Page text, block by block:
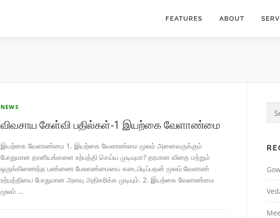
FEATURES ABOUT
NEWS
விவசாய கேள்வி பதில்கள்-1 இயற்கை வேளாண்மை
இயற்கை வேளாண்மை 1. இயற்கை வேளாண்மை மூலம் அனைவருக்கும்
போதுமான தானியங்களை உற்பத்தி செய்ய முடியுமா? தரமான விதை மற்றும்
ஒருங்கிணைந்த பண்ணை மேலாண்மையை கடைபிடிப்பதன் மூலம் வேளாண்
உற்பத்தியை போதுமான அளவு அதிகரிக்க முடியும். 2. இயற்கை வேளாண்மை
மூலம் …
for: